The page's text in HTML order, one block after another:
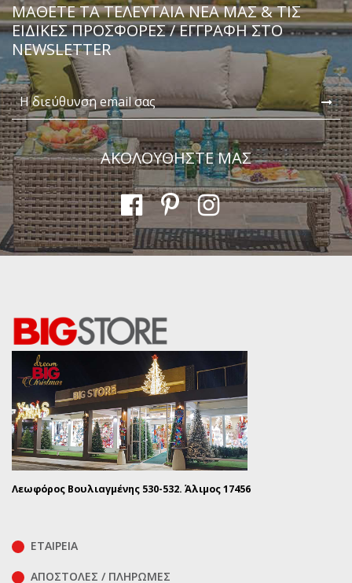
ΜΆΘΕΤΕ ΤΑ ΤΕΛΕΥΤΑΊΑ ΝΈΑ ΜΑΣ & ΤΙΣ
ΕΙΔΙΚΈΣ ΠΡΟΣΦΟΡΈΣ / ΕΓΓΡΑΦΗ ΣΤΟ
NEWSLETTER
ΑΚΟΛΟΥΘΗΣΤΕ ΜΑΣ
Λεωφόρος Βουλιαγμένης 530-532. Άλιμος 17456
ΕΤΑΙΡΕΙΑ
ΑΠΟΣΤΟΛΕΣ / ΠΛΗΡΩΜΕΣ